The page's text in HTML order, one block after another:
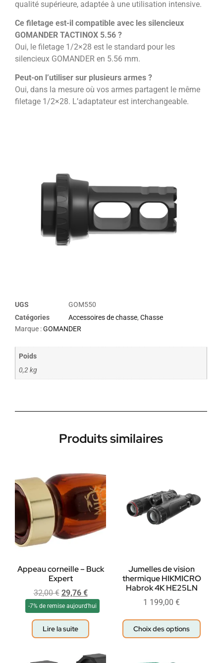
qualité supérieure, adaptée à une utilisation intensive.
Ce filetage est-il compatible avec les silencieux
GOMANDER TACTINOX 5.56 ?
Oui, le filetage 1/2×28 est le standard pour les
silencieux GOMANDER en 5.56 mm.
Peut-on l’utiliser sur plusieurs armes ?
Oui, dans la mesure où vos armes partagent le même
filetage 1/2×28. L’adaptateur est interchangeable.
UGS
GOM550
Catégories
Accessoires de chasse, Chasse
Marque :GOMANDER
Poids
0,2 kg
Produits similaires
Appeau corneille – Buck
Expert
32,00€ 29,76 €
-7% de remise aujourd'hui
Lire la suite
Jumelles de vision
thermique HIKMICRO
Habrok 4K HE25LN
1 199,00 €
Choix des options